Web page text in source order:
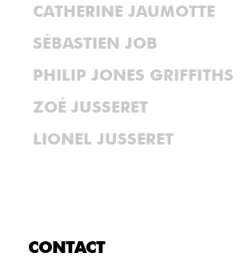
CATHERINE JAUMOTTE
SÉBASTIEN JOB
PHILIP JONES GRIFFITHS
ZOÉ JUSSERET
LIONEL JUSSERET
CONTACT